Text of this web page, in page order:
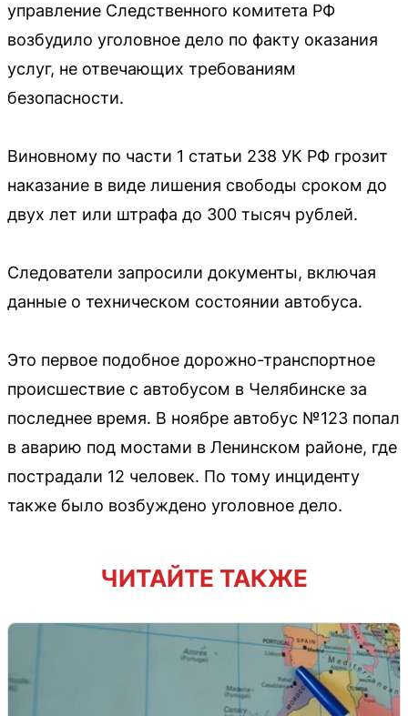
управление Следственного комитета РФ
возбудило уголовное дело по факту оказания
услуг, не отвечающих требованиям
безопасности.
Виновному по части 1 статьи 238 УК РФ грозит
наказание в виде лишения свободы сроком до
двух лет или штрафа до 300 тысяч рублей.
Следователи запросили документы, включая
данные о техническом состоянии автобуса.
Это первое подобное дорожно-транспортное
происшествие с автобусом в Челябинске за
последнее время. В ноябре автобус №123 попал
в аварию под мостами в Ленинском районе, где
пострадали 12 человек. По тому инциденту
также было возбуждено уголовное дело.
ЧИТАЙТЕ ТАКЖЕ